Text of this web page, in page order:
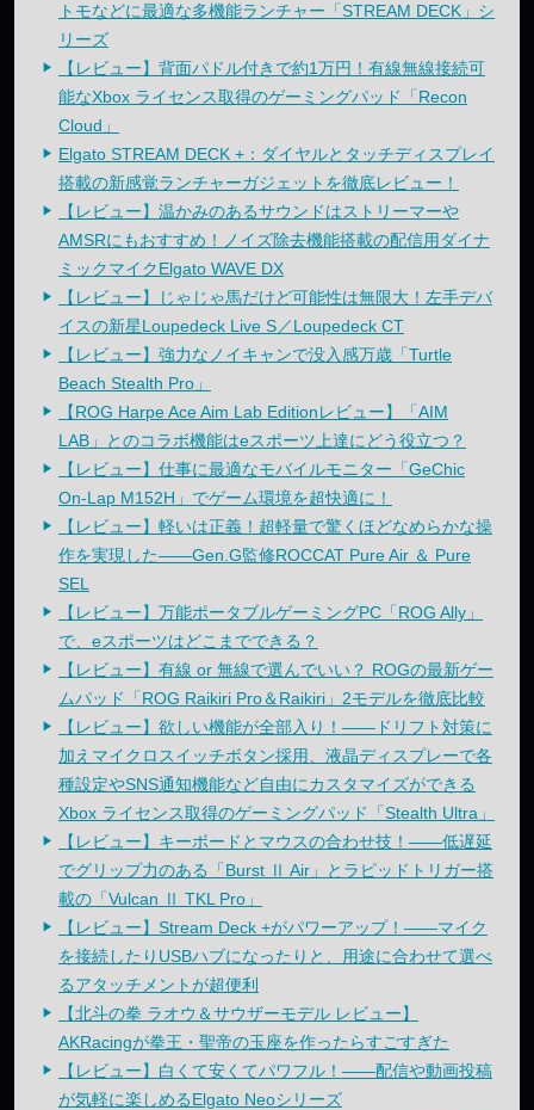
トモなどに最適な多機能ランチャー「STREAM DECK」シ
リーズ
【レビュー】背面パドル付きで約1万円！有線無線接続可
能なXbox ライセンス取得のゲーミングパッド「Recon
Cloud」
Elgato STREAM DECK +：ダイヤルとタッチディスプレイ
搭載の新感覚ランチャーガジェットを徹底レビュー！
【レビュー】温かみのあるサウンドはストリーマーや
AMSRにもおすすめ！ノイズ除去機能搭載の配信用ダイナ
ミックマイクElgato WAVE DX
【レビュー】じゃじゃ馬だけど可能性は無限大！左手デバ
イスの新星Loupedeck Live S／Loupedeck CT
【レビュー】強力なノイキャンで没入感万歳「Turtle
Beach Stealth Pro」
【ROG Harpe Ace Aim Lab Editionレビュー】「AIM
LAB」とのコラボ機能はeスポーツ上達にどう役立つ？
【レビュー】仕事に最適なモバイルモニター「GeChic
On-Lap M152H」でゲーム環境を超快適に！
【レビュー】軽いは正義！超軽量で驚くほどなめらかな操
作を実現した——Gen.G監修ROCCAT Pure Air ＆ Pure
SEL
【レビュー】万能ポータブルゲーミングPC「ROG Ally」
で、eスポーツはどこまでできる？
【レビュー】有線 or 無線で選んでいい？ ROGの最新ゲー
ムパッド「ROG Raikiri Pro＆Raikiri」2モデルを徹底比較
【レビュー】欲しい機能が全部入り！——ドリフト対策に
加えマイクロスイッチボタン採用、液晶ディスプレーで各
種設定やSNS通知機能など自由にカスタマイズができる
Xbox ライセンス取得のゲーミングパッド「Stealth Ultra」
【レビュー】キーボードとマウスの合わせ技！——低遅延
でグリップ力のある「Burst Ⅱ Air」とラピッドトリガー搭
載の「Vulcan Ⅱ TKL Pro」
【レビュー】Stream Deck +がパワーアップ！——マイク
を接続したりUSBハブになったりと、用途に合わせて選べ
るアタッチメントが超便利
【北斗の拳 ラオウ＆サウザーモデル レビュー】
AKRacingが拳王・聖帝の玉座を作ったらすごすぎた
【レビュー】白くて安くてパワフル！——配信や動画投稿
が気軽に楽しめるElgato Neoシリーズ